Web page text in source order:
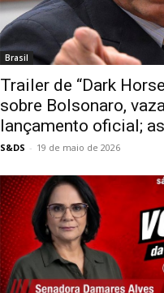
Brasil
Trailer de “Dark
sobre Bolsonaro,
lançamento oficial;
S&DS - 19 de maio de 2026